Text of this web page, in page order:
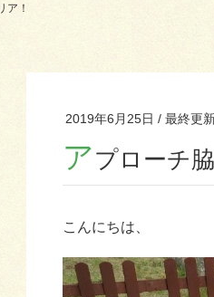
ア！
2019年6月25日 / 最終更
アプローチ
こんにちは、